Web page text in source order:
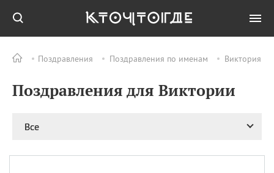
Поздравления Поздравления по именам Виктория
Поздравления для Виктории
Все
ПРАЗДНИКИ Все
08.08 День «Счастье
случается» (Happiness
День мира в Аугсбурге